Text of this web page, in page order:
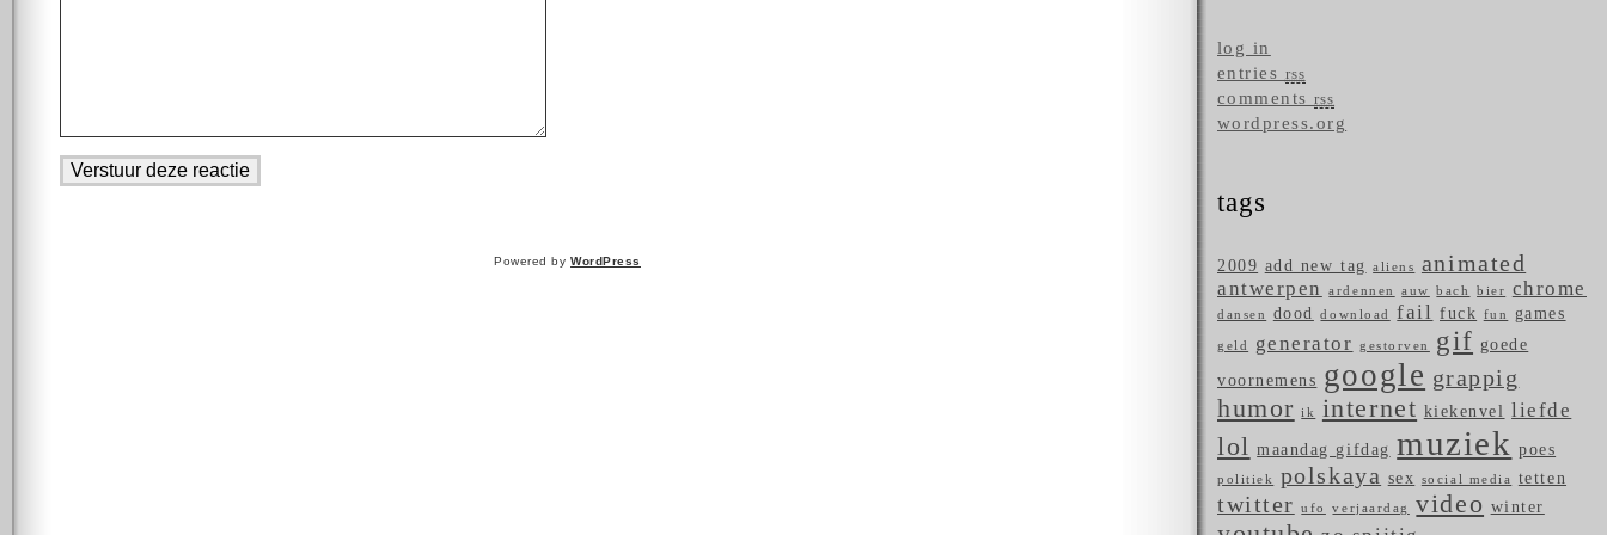
Powered byWordPress
log in
entries rss
commentsrss
wordpress.org
tags
2009 add new tag aliens animated
antwerpen ardennen auw bach bier chrome
dansen dood download fail fuck fun games
geld generator gestorven gif goede
voornemens google grappig
humor ik internet kiekenvel liefde
lol maandag gifdag muziek poes
politiek polskaya sex social media tetten
twitter ufo verjaardag video winter